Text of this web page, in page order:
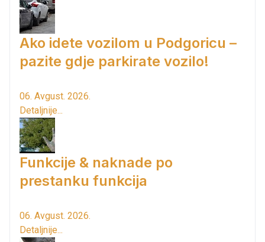
Ako idete vozilom u Podgoricu –
pazite gdje parkirate vozilo!
06. Avgust. 2026.
Detaljnije...
Funkcije & naknade po
prestanku funkcija
06. Avgust. 2026.
Detaljnije...